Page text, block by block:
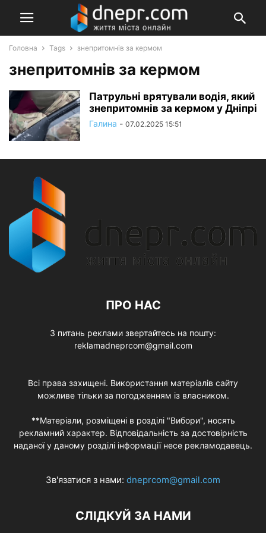
Головна Tags знепритомнів за кермом
знепритомнів за кермом
Патрульні врятували водія, який
знепритомнів за кермом у Дніпрі
Галина - 07.02.2025 15:51
ПРО НАС
З питань реклами звертайтесь на пошту:
reklamadneprcom@gmail.com
Всі права захищені. Використання матеріалів сайту
можливе тільки за погодженням із власником.
**Матеріали, розміщені в розділі "Вибори", носять
рекламний характер. Відповідальність за достовірність
наданої у даному розділі інформації несе рекламодавець.
Зв'язатися з нами: dneprcom@gmail.com
СЛІДКУЙ ЗА НАМИ